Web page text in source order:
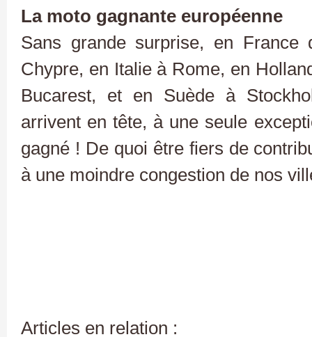
La moto gagnante européenne
Sans grande surprise, en
Chypre, en Italie à Rome, en
Bucarest, et en Suède à
arrivent en tête, à une seule
gagné ! De quoi être fiers de
à une moindre congestion de nos
Articles en relation :